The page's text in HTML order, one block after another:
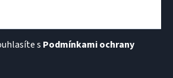
s Podmínkami ochrany